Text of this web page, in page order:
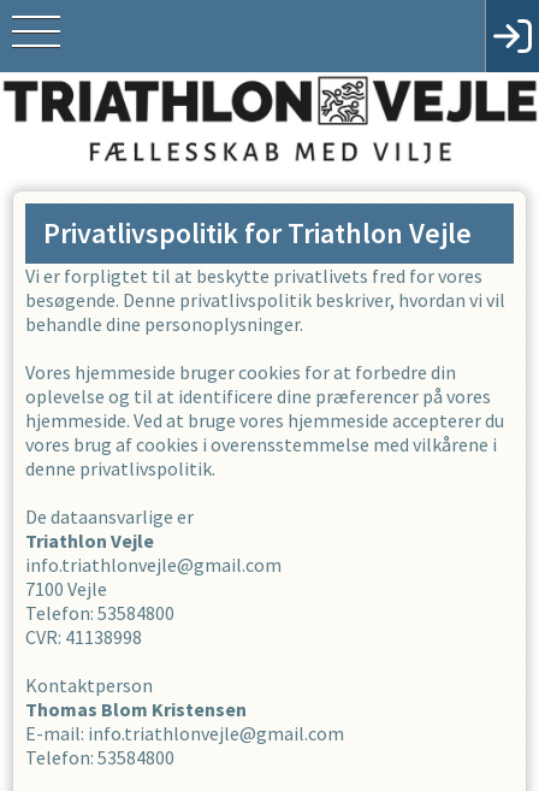
Privatlivspolitik forTriathlon Vejle
Vi er forpligtet til at beskytte privatlivets fred for vores
besøgende. Denne privatlivspolitik beskriver, hvordan vi vil
behandle dine personoplysninger.
Vores hjemmeside bruger cookies for at forbedre din
oplevelse og til at identificere dine præferencer på vores
hjemmeside. Ved at bruge vores hjemmeside accepterer du
vores brug af cookies i overensstemmelse med vilkårene i
denne privatlivspolitik.
De dataansvarlige er
Triathlon Vejle
info.triathlonvejle@gmail.com
7100 Vejle
Telefon: 53584800
CVR: 41138998
Kontaktperson
Thomas Blom Kristensen
E-mail: info.triathlonvejle@gmail.com
Telefon: 53584800